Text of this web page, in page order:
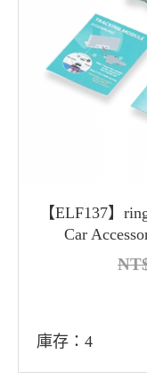
【ELF137】
Car
庫存：4